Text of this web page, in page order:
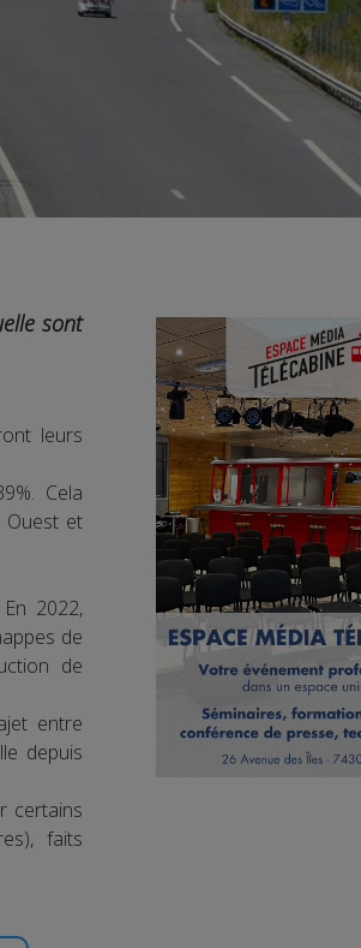
sont
leurs
Cela
Ouest et
2022,
de
de
entre
depuis
certains
faits